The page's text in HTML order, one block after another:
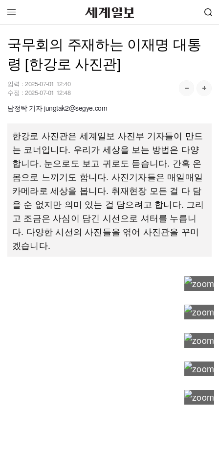
국무회의 주재하는 이재명 대통
령 [한강로 사진관]
입력 : 2025-07-01 12:40
수정 : 2025-07-01 12:48
남정탁 기자 jungtak2@segye.com
한강로 사진관은 세계일보 사진부 기자들이 만드
는 코너입니다. 우리가 세상을 보는 방법은 다양
합니다. 눈으로도 보고 귀로도 듣습니다. 간혹 온
몸으로 느끼기도 합니다. 사진기자들은 매일매일
카메라로 세상을 봅니다. 취재현장 모든 걸 다 담
을 순 없지만 의미 있는 걸 담으려고 합니다. 그리
고 조금은 사심이 담긴 시선으로 셔터를 누릅니
다. 다양한 시선의 사진들을 엮어 사진관을 꾸미
겠습니다.